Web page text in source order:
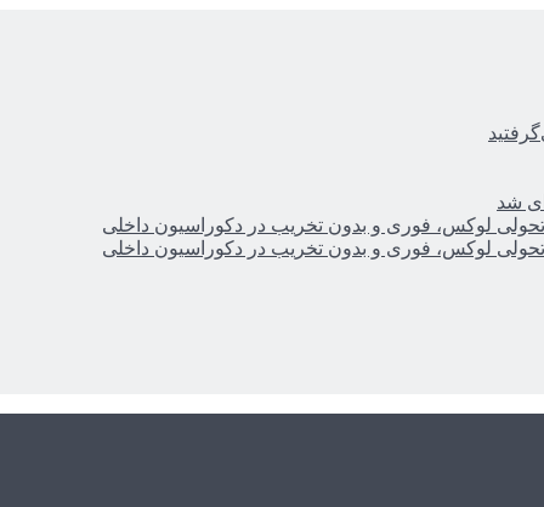
شد
تحولی لوکس، فوری و بدون تخریب در دکوراسیون داخلی
تحولی لوکس، فوری و بدون تخریب در دکوراسیون داخلی